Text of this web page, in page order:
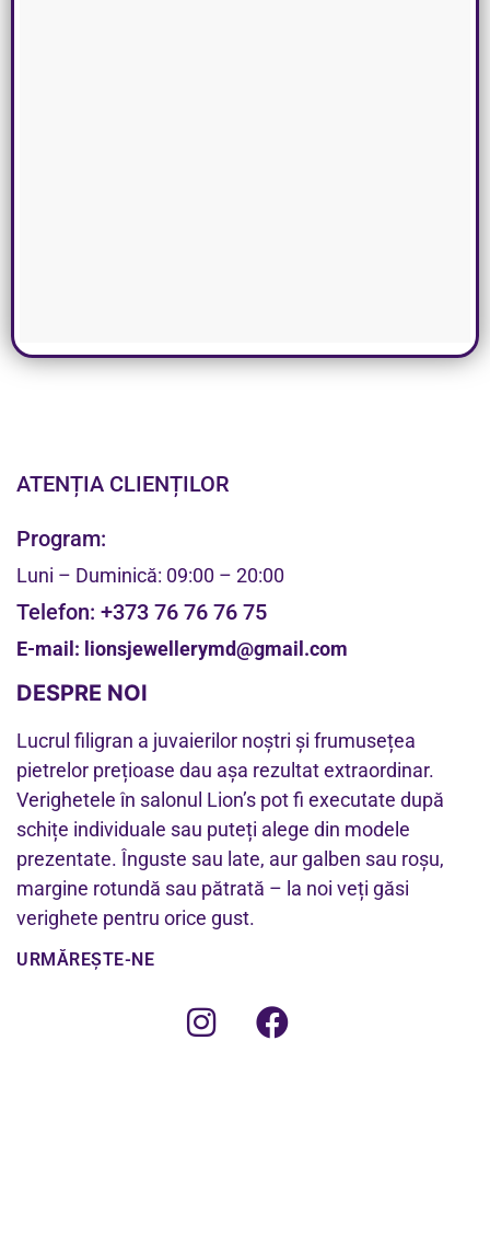
ATENȚIA CLIENȚILOR
Program:
Luni – Duminică: 09:00 – 20:00
Telefon: +373 76 76 76 75
E-mail: lionsjewellerymd@gmail.com
DESPRE NOI
Lucrul filigran a juvaierilor noștri și frumusețea
pietrelor prețioase dau așa rezultat extraordinar.
Verighetele în salonul Lion’s pot fi executate după
schițe individuale sau puteți alege din modele
prezentate. Înguste sau late, aur galben sau roșu,
margine rotundă sau pătrată – la noi veți găsi
verighete pentru orice gust.
URMĂREȘTE-NE